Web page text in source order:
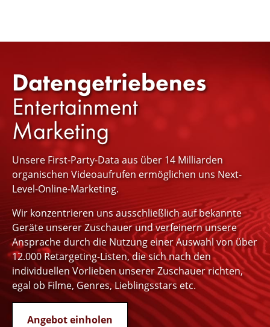
Datengetriebenes
Entertainment
Marketing
Unsere First-Party-Data aus über 14 Milliarden
organischen Videoaufrufen ermöglichen uns Next-
Level-Online-Marketing.
Wir konzentrieren uns ausschließlich auf bekannte
Geräte unserer Zuschauer und verfeinern unsere
Ansprache durch die Nutzung einer Auswahl von über
12.000 Retargeting-Listen, die sich nach den
individuellen Vorlieben unserer Zuschauer richten,
egal ob Filme, Genres, Lieblingsstars etc.
Angebot einholen